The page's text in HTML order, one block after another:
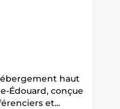
haut
Édouard, conçue
et...